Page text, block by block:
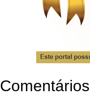
Comentários